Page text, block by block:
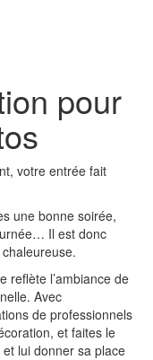
pour
votre entrée fait
une bonne soirée,
Il est donc
reflète l’ambiance de
Avec
de professionnels
et faites le
lui donner sa place